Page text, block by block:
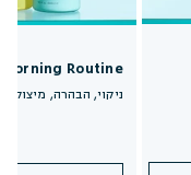
Morning Routine
ניקוי, הבהרה, מיצוק